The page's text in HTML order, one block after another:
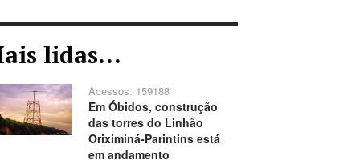
lidas...
Acessos: 159188
Em Óbidos, construção
das torres do Linhão
Oriximiná-Parintins está
em andamento